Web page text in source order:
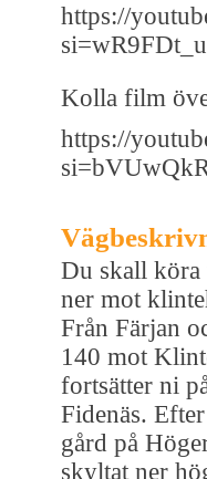
https://
Kolla film
https://
Du skall
ner mot
Från Färjan
140 mot
fortsätter ni
Fidenäs.
gård på
skyltat ner